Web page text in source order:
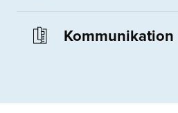
Kommunikation